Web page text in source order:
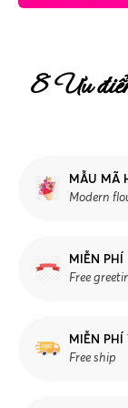
8 Ưu
MẪU MÃ
Modern
MIỄN PHÍ
Free
MIỄN PHÍ
Free ship